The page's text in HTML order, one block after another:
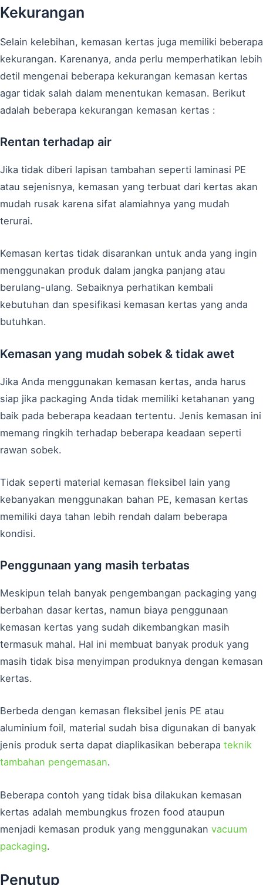
Kekurangan
Selain kelebihan, kemasan kertas juga memiliki beberapa
kekurangan. Karenanya, anda perlu memperhatikan lebih
detil mengenai beberapa kekurangan kemasan kertas
agar tidak salah dalam menentukan kemasan. Berikut
adalah beberapa kekurangan kemasan kertas :
Rentan terhadap air
Jika tidak diberi lapisan tambahan seperti laminasi PE
atau sejenisnya, kemasan yang terbuat dari kertas akan
mudah rusak karena sifat alamiahnya yang mudah
terurai.
Kemasan kertas tidak disarankan untuk anda yang ingin
menggunakan produk dalam jangka panjang atau
berulang-ulang. Sebaiknya perhatikan kembali
kebutuhan dan spesifikasi kemasan kertas yang anda
butuhkan.
Kemasan yang mudah sobek & tidak awet
Jika Anda menggunakan kemasan kertas, anda harus
siap jika packaging Anda tidak memiliki ketahanan yang
baik pada beberapa keadaan tertentu. Jenis kemasan ini
memang ringkih terhadap beberapa keadaan seperti
rawan sobek.
Tidak seperti material kemasan fleksibel lain yang
kebanyakan menggunakan bahan PE, kemasan kertas
memiliki daya tahan lebih rendah dalam beberapa
kondisi.
Penggunaan yang masih terbatas
Meskipun telah banyak pengembangan packaging yang
berbahan dasar kertas, namun biaya penggunaan
kemasan kertas yang sudah dikembangkan masih
termasuk mahal. Hal ini membuat banyak produk yang
masih tidak bisa menyimpan produknya dengan kemasan
kertas.
Berbeda dengan kemasan fleksibel jenis PE atau
aluminium foil, material sudah bisa digunakan di banyak
jenis produk serta dapat diaplikasikan beberapa teknik
tambahan pengemasan.
Beberapa contoh yang tidak bisa dilakukan kemasan
kertas adalah membungkus frozen food ataupun
menjadi kemasan produk yang menggunakan vacuum
packaging.
Penutup